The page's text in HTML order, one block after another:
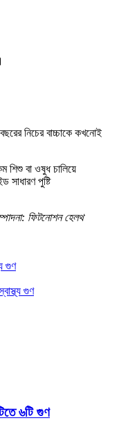
নিচের বাচ্চাকে কখনোই
শিশু বা ওষুধ চালিয়ে
সাধারণ পুষ্টি
ফিটনোশন হেলথ
গুণ
গুণ
৬টি গুণ